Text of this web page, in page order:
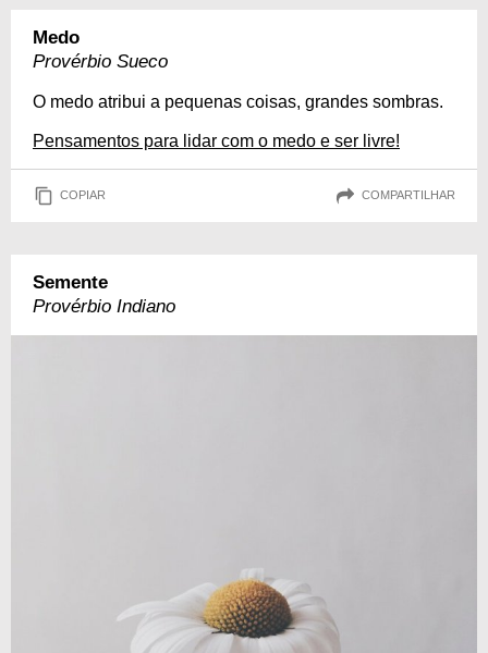
Medo
Provérbio Sueco
O medo atribui a pequenas coisas, grandes sombras.
Pensamentos para lidar com o medo e ser livre!
COPIAR COMPARTILHAR
Semente
Provérbio Indiano